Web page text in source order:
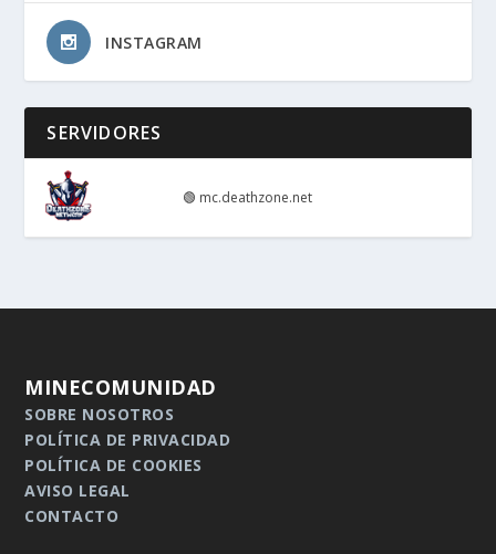
INSTAGRAM
SERVIDORES
🟢 mc.deathzone.net
MINECOMUNIDAD
SOBRE NOSOTROS
POLÍTICA DE PRIVACIDAD
POLÍTICA DE COOKIES
AVISO LEGAL
CONTACTO